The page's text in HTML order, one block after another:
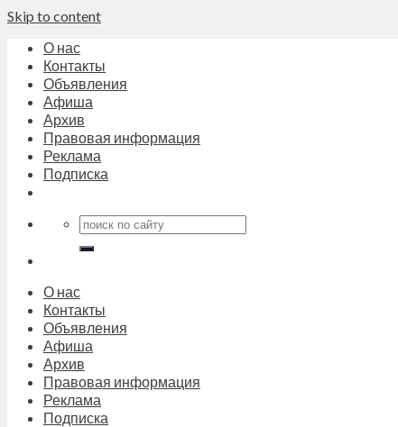
Skip to content
О нас
Контакты
Объявления
Афиша
Архив
Правовая информация
Реклама
Подписка
О нас
Контакты
Объявления
Афиша
Архив
Правовая информация
Реклама
Подписка